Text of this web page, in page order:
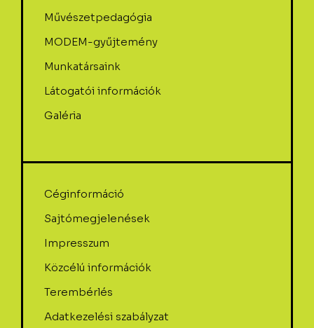
Művészetpedagógia
MODEM-gyűjtemény
Munkatársaink
Látogatói információk
Galéria
Céginformáció
Sajtómegjelenések
Impresszum
Közcélú információk
Terembérlés
Adatkezelési szabályzat